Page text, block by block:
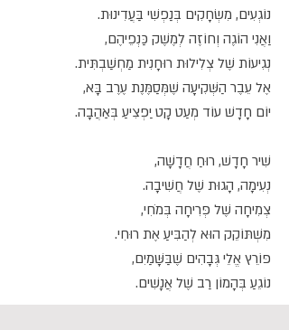
נוֹגְעִים, מִשְׂחָקִים בְּנַפְשִׁי בַּעֲדִינוּת.
וַאֲנִי הוֹגֶה וְחוֹזֶה לְמֶשֶׁק כַּנְפֵיהֶם,
נְגִיעוֹת שֶׁל צְלִילוּת רוּחָנִית מַחְשַׁבְתִּית.
אֶל עֵבֶר הַשְּׁקִיעָה שֶׁמְּסַמֶּנֶת עֶרֶב בָּא,
יוֹם חָדָשׁ עוֹד מְעַט קָט יַפְצִיעַ בְּאַהֲבָה.
שִׁיר חָדָשׁ, רוּחַ חֲדָשָׁה,
נְעִימָה, הָגוּת שֶׁל חֲשִׁיבָה.
צְמִיחָה שֶׁל פְּרִיחָה בְּמֹחִי,
מִשְׁתּוֹקֵק הוּא לְהַבִּיעַ אֶת רוּחִי.
פּוֹרֵץ אֱלֵי גְּבָהִים שֶׁבַּשָּׁמַיִם,
נוֹגֵעַ בְּהָמוֹן רַב שֶׁל אֲנָשִׁים.